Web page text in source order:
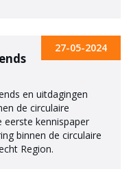
27-05-2024
en uitdagingen
de circulaire
eerste kennispaper
binnen de circulaire
Region.